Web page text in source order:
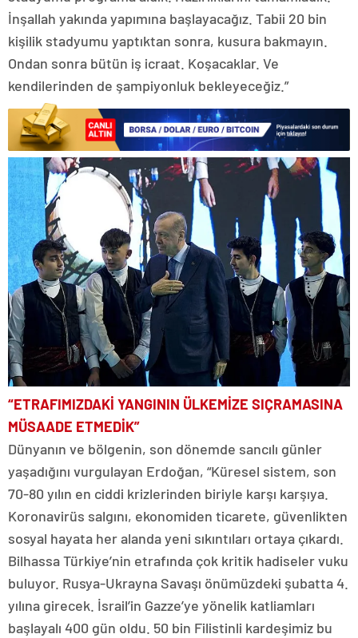
İnşallah yakında yapımına başlayacağız. Tabii 20 bin
kişilik stadyumu yaptıktan sonra, kusura bakmayın.
Ondan sonra bütün iş icraat. Koşacaklar. Ve
kendilerinden de şampiyonluk bekleyeceğiz.”
“ETRAFIMIZDAKİ YANGININ ÜLKEMİZE SIÇRAMASINA
MÜSAADE ETMEDİK”
Dünyanın ve bölgenin, son dönemde sancılı günler
yaşadığını vurgulayan Erdoğan, “Küresel sistem, son
70-80 yılın en ciddi krizlerinden biriyle karşı karşıya.
Koronavirüs salgını, ekonomiden ticarete, güvenlikten
sosyal hayata her alanda yeni sıkıntıları ortaya çıkardı.
Bilhassa Türkiye’nin etrafında çok kritik hadiseler vuku
buluyor. Rusya-Ukrayna Savaşı önümüzdeki şubatta 4.
yılına girecek. İsrail’in Gazze’ye yönelik katliamları
başlayalı 400 gün oldu. 50 bin Filistinli kardeşimiz bu